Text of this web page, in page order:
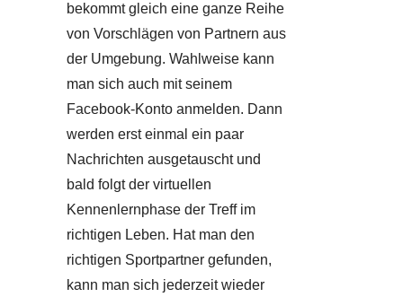
bekommt gleich eine ganze Reihe
von Vorschlägen von Partnern aus
der Umgebung. Wahlweise kann
man sich auch mit seinem
Facebook-Konto anmelden. Dann
werden erst einmal ein paar
Nachrichten ausgetauscht und
bald folgt der virtuellen
Kennenlernphase der Treff im
richtigen Leben. Hat man den
richtigen Sportpartner gefunden,
kann man sich jederzeit wieder